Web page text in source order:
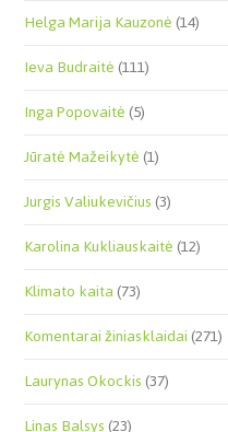
Helga Marija Kauzonė(14)
Ieva Budraitė(111)
Inga Popovaitė(5)
Jūratė Mažeikytė(1)
Jurgis Valiukevičius(3)
Karolina Kukliauskaitė(12)
Klimato kaita(73)
Komentarai žiniasklaidai(271)
Laurynas Okockis(37)